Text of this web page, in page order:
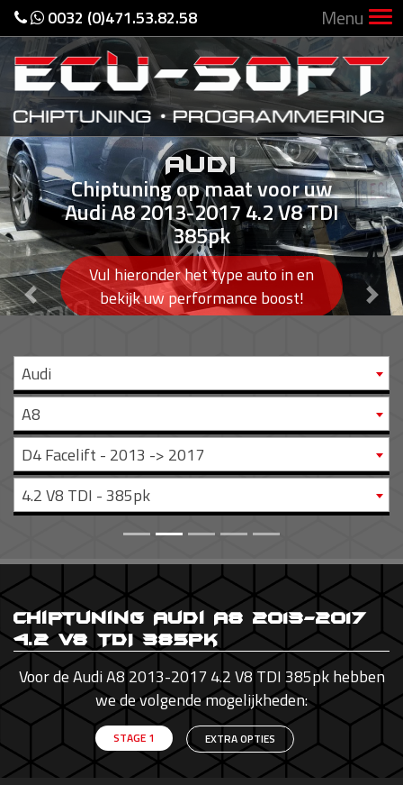
0032 (0)471.53.82.58 Menu
AUDI
Chiptuning op maat voor uw
Audi A8 2013-2017 4.2 V8 TDI
385pk
Vul hieronder het type auto in en
bekijk uw performance boost!
Previous
Audi
A8
D4 Facelift - 2013 -> 2017
4.2 V8 TDI - 385pk
Chiptuning Audi A8 2013-2017
4.2 V8 TDI 385pk
Voor de Audi A8 2013-2017 4.2 V8 TDI 385pk hebben
we de volgende mogelijkheden:
STAGE 1 EXTRA OPTIES